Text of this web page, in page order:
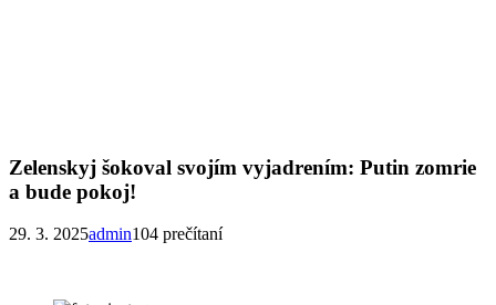
Zelenskyj šokoval svojím vyjadrením: Putin zomrie
a bude pokoj!
29. 3. 2025admin104 prečítaní